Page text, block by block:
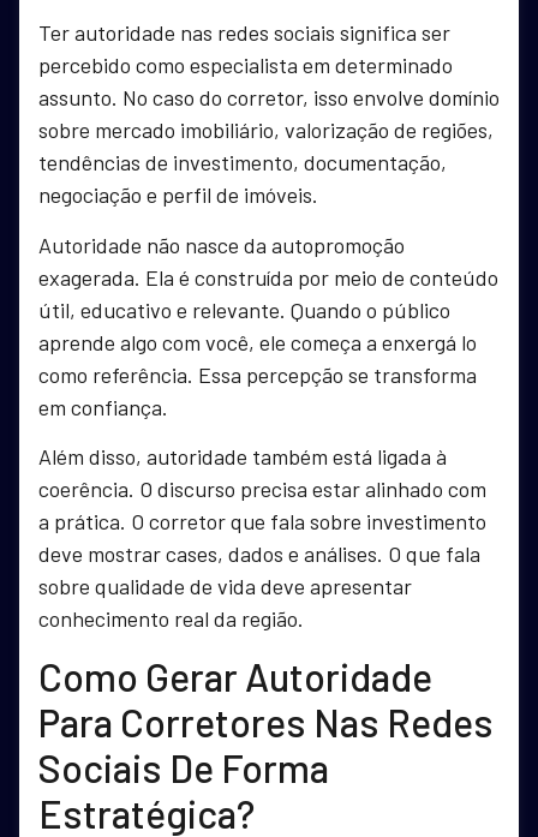
Ter autoridade nas redes sociais significa ser
percebido como especialista em determinado
assunto. No caso do corretor, isso envolve domínio
sobre mercado imobiliário, valorização de regiões,
tendências de investimento, documentação,
negociação e perfil de imóveis.
Autoridade não nasce da autopromoção
exagerada. Ela é construída por meio de conteúdo
útil, educativo e relevante. Quando o público
aprende algo com você, ele começa a enxergá lo
como referência. Essa percepção se transforma
em confiança.
Além disso, autoridade também está ligada à
coerência. O discurso precisa estar alinhado com
a prática. O corretor que fala sobre investimento
deve mostrar cases, dados e análises. O que fala
sobre qualidade de vida deve apresentar
conhecimento real da região.
Como Gerar Autoridade
Para Corretores Nas Redes
Sociais De Forma
Estratégica?